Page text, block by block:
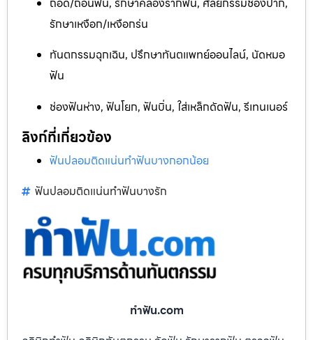
รักษาเหงือก/เหงือกร่น
ทันตกรรมฉุกเฉิน, ปรึกษาทันตแพทย์ออนไลน์, นัดหมอ
ฟัน
ช่องฟันห่าง, ฟันโยก, ฟันบิ่น, ใส่เหล็กดัดฟัน, รีเทนเนอร์
ลิงก์ที่เกี่ยวข้อง
ฟันปลอมติดแน่นทำฟันบางกอกน้อย
ฟันปลอมติดแน่นทำฟันบางรัก
ทําฟัน.com